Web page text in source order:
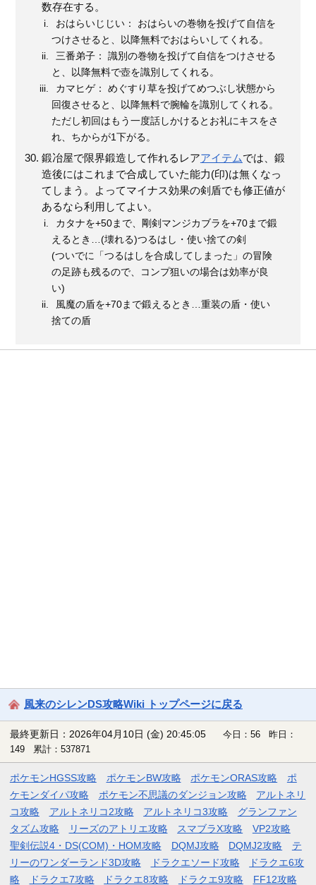
数存在する。
おはらいじじい： おはらいの巻物を投げて自信を
つけさせると、以降無料でおはらいしてくれる。
三番弟子： 識別の巻物を投げて自信をつけさせる
と、以降無料で壺を識別してくれる。
カマヒゲ： めぐすり草を投げてめつぶし状態から
回復させると、以降無料で腕輪を識別してくれる。
ただし初回はもう一度話しかけるとお礼にキスをさ
れ、ちからが1下がる。
鍛冶屋で限界鍛造して作れるレアアイテムでは、鍛
造後にはこれまで合成していた能力(印)は無くなっ
てしまう。よってマイナス効果の剣盾でも修正値が
あるなら利用してよい。
カタナを+50まで、剛剣マンジカブラを+70まで鍛
えるとき…(壊れる)つるはし・使い捨ての剣
(ついでに「つるはしを合成してしまった」の冒険
の足跡も残るので、コンプ狙いの場合は効率が良
い)
風魔の盾を+70まで鍛えるとき…重装の盾・使い
捨ての盾
風来のシレンDS攻略Wiki トップページに戻る
最終更新日：2026年04月10日 (金) 20:45:05
今日：56 昨日：
149 累計：537871
ポケモンHGSS攻略 ポケモンBW攻略 ポケモンORAS攻略
ポ
ケモンダイパ攻略
ポケモン不思議のダンジョン攻略
アルトネリ
コ攻略
アルトネリコ2攻略 アルトネリコ3攻略
グランファン
タズム攻略
リーズのアトリエ攻略 スマブラX攻略
VP2攻略
聖剣伝説4・DS(COM)・HOM攻略
DQMJ攻略 DQMJ2攻略
テ
リーのワンダーランド3D攻略
ドラクエソード攻略
ドラクエ6攻
略
ドラクエ7攻略 ドラクエ8攻略 ドラクエ9攻略 FF12攻略